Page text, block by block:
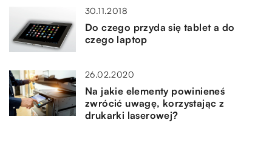
30.11.2018
Do czego przyda się tablet a do
czego laptop
26.02.2020
Na jakie elementy powinieneś
zwrócić uwagę, korzystając z
drukarki laserowej?